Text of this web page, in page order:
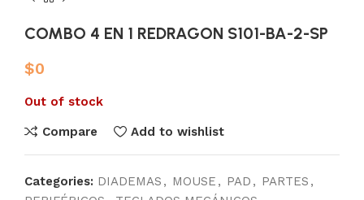
COMBO 4 EN 1 REDRAGON S101-BA-2-SP
$0
Out of stock
Compare Add to wishlist
Categories: DIADEMAS , MOUSE , PAD , PARTES ,